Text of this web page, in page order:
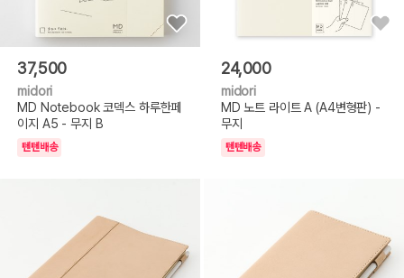
37,500
midori
MD Notebook 코덱스 하루한페
이지 A5 - 무지 B
텐텐배송
24,000
midori
MD 노트 라이트 A (A4변형판) -
무지
텐텐배송